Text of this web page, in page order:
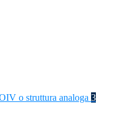
o struttura analoga 3